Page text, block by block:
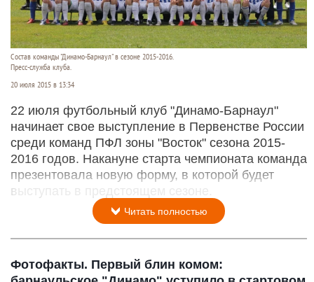
Состав команды "Динамо-Барнаул" в сезоне 2015-2016.
Пресс-служба клуба.
20 июля 2015 в 13:34
22 июля футбольный клуб "Динамо-Барнаул"
начинает свое выступление в Первенстве России
среди команд ПФЛ зоны "Восток" сезона 2015-
2016 годов. Накануне старта чемпионата команда
презентовала новую форму, в которой будет
выступать в предстоящем сезоне.
Читать полностью
Фотофакты. Первый блин комом: